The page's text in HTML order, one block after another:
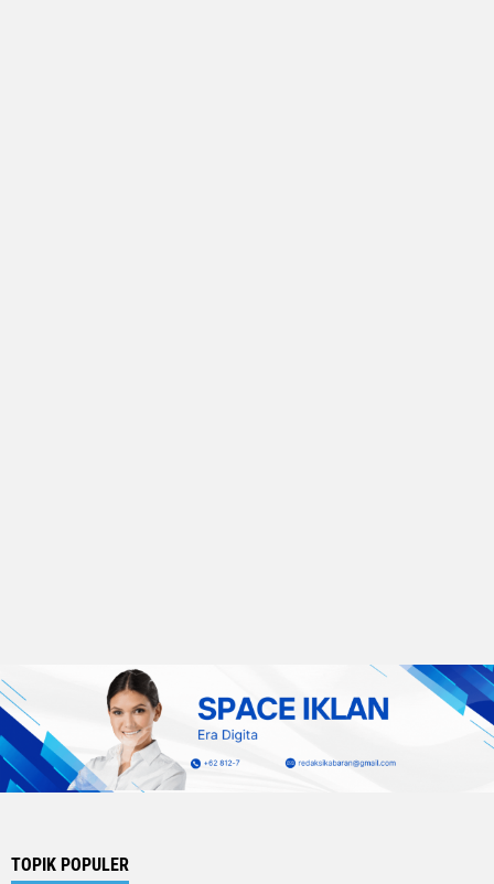
TOPIK POPULER